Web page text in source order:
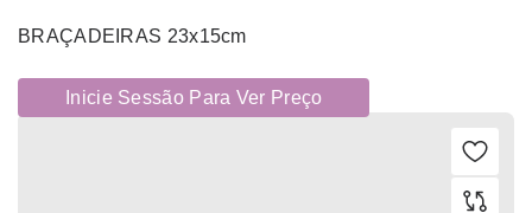
BRAÇADEIRAS 23x15cm
Inicie Sessão Para Ver Preço